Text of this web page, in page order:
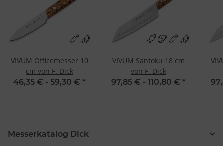
VIVUM Officemesser 10
cm von F. Dick
46,35 € - 59,30 € *
VIVUM Santoku 18 cm
von F. Dick
97,85 € - 110,80 € *
Messerkatalog Dick